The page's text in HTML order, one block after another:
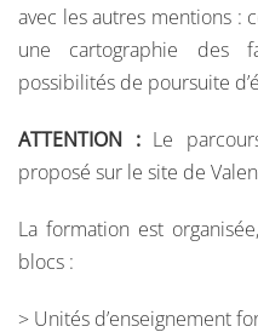
avec les autres mentions :
une cartographie des
possibilités de poursuite
ATTENTION :Le
proposé sur le site de
La formation est
blocs :
> Unités d’enseignement